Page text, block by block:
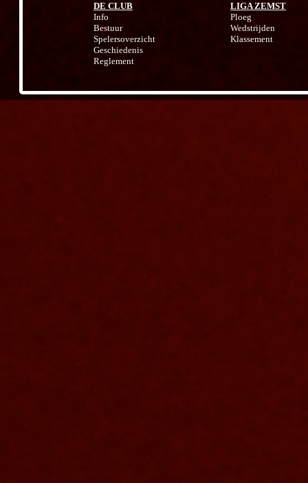
DE CLUB
Info
Bestuur
Spelersoverzicht
Geschiedenis
Reglement
LIGA ZEMST
Ploeg
Wedstrijden
Klassement